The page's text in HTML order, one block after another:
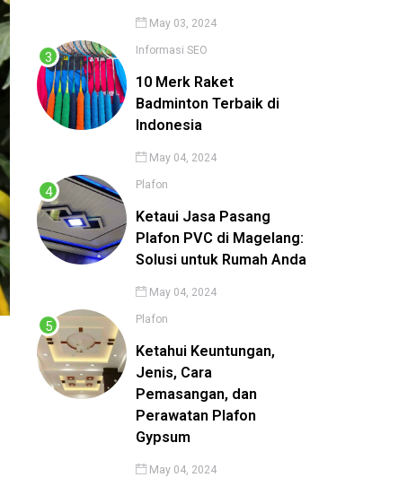
May 03, 2024
Informasi SEO
10 Merk Raket
Badminton Terbaik di
Indonesia
May 04, 2024
Plafon
Ketaui Jasa Pasang
Plafon PVC di Magelang:
Solusi untuk Rumah Anda
May 04, 2024
Plafon
Ketahui Keuntungan,
Jenis, Cara
Pemasangan, dan
Perawatan Plafon
Gypsum
May 04, 2024